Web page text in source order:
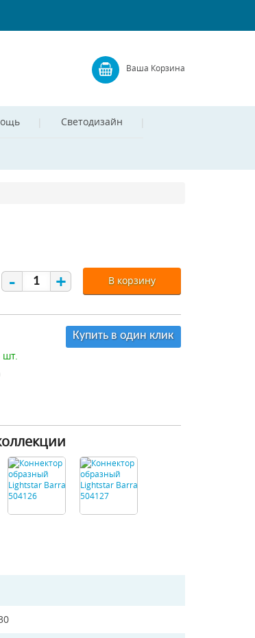
Ваша Корзина
Светодизайн
- + В корзину
шт.
Купить в один клик